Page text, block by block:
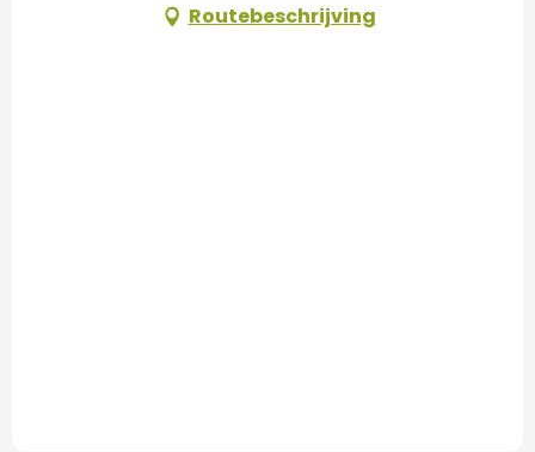
Routebeschrijving